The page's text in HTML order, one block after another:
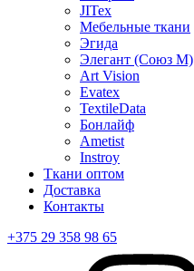
JITex
Мебельные ткани
Эгида
Элегант (Союз М)
Art Vision
Evatex
TextileData
Бонлайф
Ametist
Instroy
Ткани оптом
Доставка
Контакты
+375 29 358 98 65